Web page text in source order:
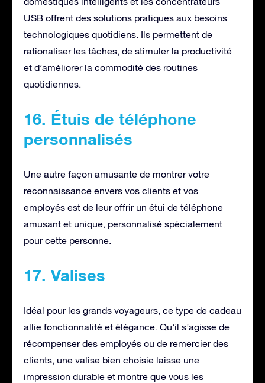
USB offrent des solutions pratiques aux besoins
technologiques quotidiens. Ils permettent de
rationaliser les tâches, de stimuler la productivité
et d’améliorer la commodité des routines
quotidiennes.
16. Étuis de téléphone
personnalisés
Une autre façon amusante de montrer votre
reconnaissance envers vos clients et vos
employés est de leur offrir un étui de téléphone
amusant et unique, personnalisé spécialement
pour cette personne.
17. Valises
Idéal pour les grands voyageurs, ce type de cadeau
allie fonctionnalité et élégance. Qu’il s’agisse de
récompenser des employés ou de remercier des
clients, une valise bien choisie laisse une
impression durable et montre que vous les